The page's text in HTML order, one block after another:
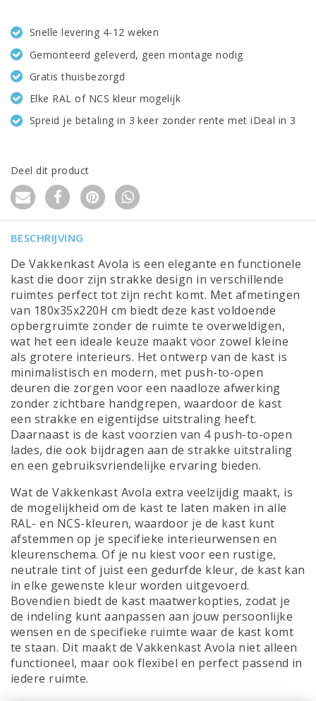
Snelle levering 4-12 weken
Gemonteerd geleverd, geen montage nodig
Gratis thuisbezorgd
Elke RAL of NCS kleur mogelijk
Spreid je betaling in 3 keer zonder rente met iDeal in 3
Deel dit product
BESCHRIJVING
De Vakkenkast Avola is een elegante en functionele
kast die door zijn strakke design in verschillende
ruimtes perfect tot zijn recht komt. Met afmetingen
van 180x35x220H cm biedt deze kast voldoende
opbergruimte zonder de ruimte te overweldigen,
wat het een ideale keuze maakt voor zowel kleine
als grotere interieurs. Het ontwerp van de kast is
minimalistisch en modern, met push-to-open
deuren die zorgen voor een naadloze afwerking
zonder zichtbare handgrepen, waardoor de kast
een strakke en eigentijdse uitstraling heeft.
Daarnaast is de kast voorzien van 4 push-to-open
lades, die ook bijdragen aan de strakke uitstraling
en een gebruiksvriendelijke ervaring bieden.
Wat de Vakkenkast Avola extra veelzijdig maakt, is
de mogelijkheid om de kast te laten maken in alle
RAL- en NCS-kleuren, waardoor je de kast kunt
afstemmen op je specifieke interieurwensen en
kleurenschema. Of je nu kiest voor een rustige,
neutrale tint of juist een gedurfde kleur, de kast kan
in elke gewenste kleur worden uitgevoerd.
Bovendien biedt de kast maatwerkopties, zodat je
de indeling kunt aanpassen aan jouw persoonlijke
wensen en de specifieke ruimte waar de kast komt
te staan. Dit maakt de Vakkenkast Avola niet alleen
functioneel, maar ook flexibel en perfect passend in
iedere ruimte.